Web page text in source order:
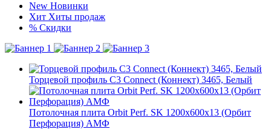
New Новинки
Хит Хиты продаж
% Скидки
Торцевой профиль C3 Connect (Коннект) 3465, Белый
Потолочная плита Orbit Perf. SK 1200x600x13 (Орбит
Перфорация) АМФ